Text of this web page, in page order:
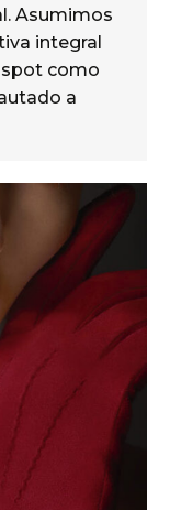
Asumimos
integral
spot como
a